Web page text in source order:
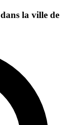
la ville de